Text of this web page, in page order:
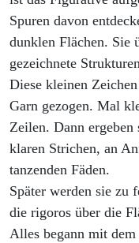
Spuren davon
dunklen Flächen. Sie
gezeichnete
Diese kleinen
Garn gezogen. Mal
Zeilen. Dann
klaren Strichen, an
tanzenden Fäden.
Später werden sie zu
die rigoros über die
Alles begann mit